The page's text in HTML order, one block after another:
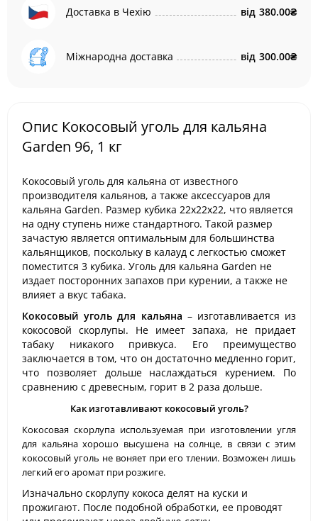
Доставка в Чехію від 380.00₴
Міжнародна доставка від 300.00₴
Опис Кокосовый уголь для кальяна
Garden 96, 1 кг
Кокосовый уголь для кальяна от известного
производителя кальянов, а также аксессуаров для
кальяна Garden. Размер кубика 22х22х22, что является
на одну ступень ниже стандартного. Такой размер
зачастую является оптимальным для большинства
кальянщиков, поскольку в калауд с легкостью сможет
поместится 3 кубика. Уголь для кальяна Garden не
издает посторонних запахов при курении, а также не
влияет а вкус табака.
Кокосовый уголь для кальяна – изготавливается из
кокосовой скорлупы. Не имеет запаха, не придает
табаку никакого привкуса. Его преимущество
заключается в том, что он достаточно медленно горит,
что позволяет дольше наслаждаться курением. По
сравнению с древесным, горит в 2 раза дольше.
Как изготавливают кокосовый уголь?
Кокосовая скорлупа используемая при изготовлении угля
для кальяна хорошо высушена на солнце, в связи с этим
кокосовый уголь не воняет при его тлении. Возможен лишь
легкий его аромат при розжиге.
Изначально скорлупу кокоса делят на куски и
прожигают. После подобной обработки, ее проводят